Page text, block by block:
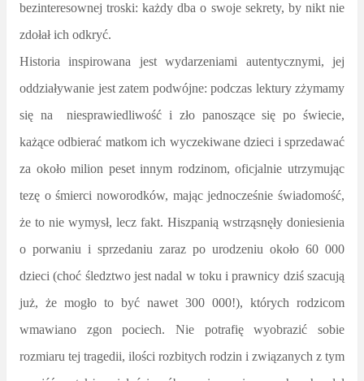
bezinteresownej troski: każdy dba o swoje sekrety, by nikt nie
zdołał ich odkryć.
Historia inspirowana jest wydarzeniami autentycznymi, jej
oddziaływanie jest zatem podwójne: podczas lektury zżymamy
się na
niesprawiedliwość i zło panoszące się po świecie,
każące odbierać matkom ich wyczekiwane dzieci i sprzedawać
za około milion peset innym rodzinom, oficjalnie utrzymując
tezę o śmierci noworodków, mając jednocześnie świadomość,
że to nie wymysł, lecz fakt. Hiszpanią wstrząsnęły doniesienia
o porwaniu i sprzedaniu zaraz po urodzeniu około 60 000
dzieci (choć śledztwo jest nadal w toku i prawnicy dziś szacują
już, że mogło to być nawet 300 000!), których rodzicom
wmawiano zgon pociech. Nie potrafię wyobrazić sobie
rozmiaru tej tragedii, ilości rozbitych rodzin i związanych z tym